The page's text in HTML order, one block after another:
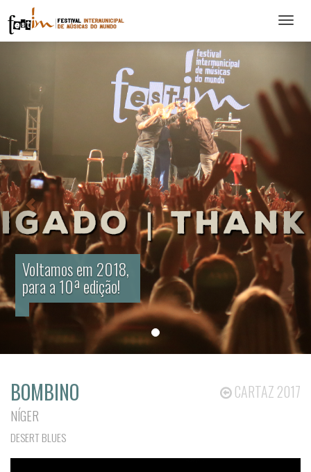
Abrir
Voltamos em 2018,
para a 10ª edição!
CARTAZ 2017
BOMBINO
NÍGER
DESERT BLUES